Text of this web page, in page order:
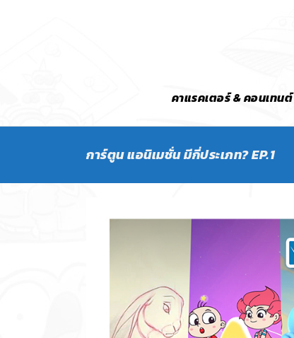
คาแรคเตอร์ & คอนเทนต์
การ์ตูน แอนิเมชั่น มีกี่ประเภท? EP.1